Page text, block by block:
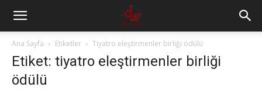
Ana Sayfa Etiketler Tiyatro eleştirmenler birliği ödülü
Etiket: tiyatro eleştirmenler birliği
ödülü